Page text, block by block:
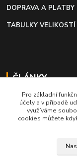
DOPRAVA A PLATBY
TABULKY VELIKOSTÍ
ČLÁNKY
Profi lepidlo na boty a
Moto káva, nejlepší
Pro základní
účely a v případě
využíváme
cookies můžete